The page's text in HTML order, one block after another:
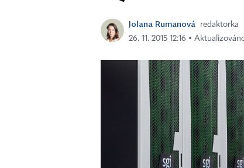
Jolana Rumanová
redaktorka
26. 11. 2015 12:16 ▪